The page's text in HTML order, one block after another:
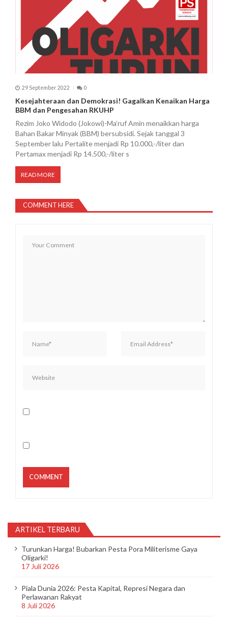
29 September 2022 0
Kesejahteraan dan Demokrasi! Gagalkan Kenaikan Harga
BBM dan Pengesahan RKUHP
Rezim Joko Widodo (Jokowi)-Ma’ruf Amin menaikkan harga
Bahan Bakar Minyak (BBM) bersubsidi. Sejak tanggal 3
September lalu Pertalite menjadi Rp 10.000,-/liter dan
Pertamax menjadi Rp 14.500,-/liter s
READ MORE
COMMENT HERE
ARTIKEL TERBARU
Turunkan Harga! Bubarkan Pesta Pora Militerisme Gaya
Oligarki!
17 Juli 2026
Piala Dunia 2026: Pesta Kapital, Represi Negara dan
Perlawanan Rakyat
8 Juli 2026